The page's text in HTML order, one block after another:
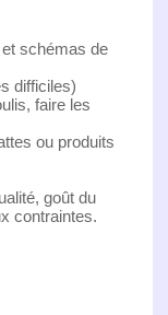
schémas de
difficiles)
faire les
ou produits
goût du
contraintes.